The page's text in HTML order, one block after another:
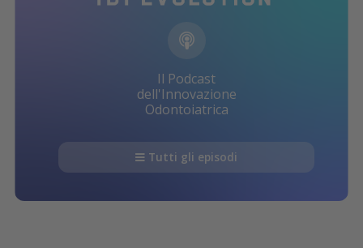
Il Podcast
dell'Innovazione
Odontoiatrica
Tutti gli episodi